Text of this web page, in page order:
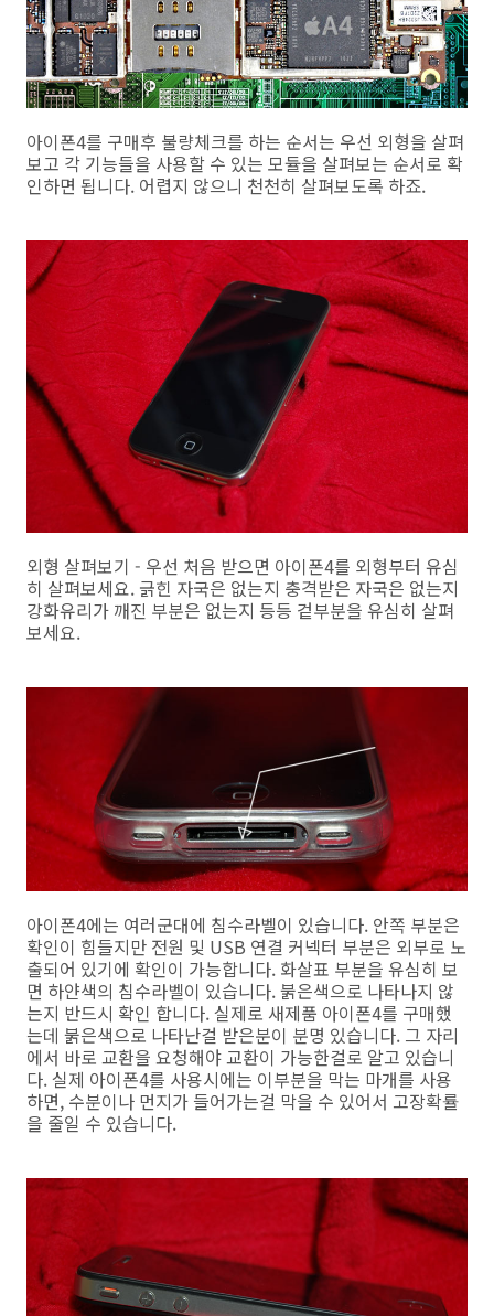
아이폰4를 구매후 불량체크를 하는 순서는 우선 외형을 살펴
보고 각 기능들을 사용할 수 있는 모듈을 살펴보는 순서로 확
인하면 됩니다. 어렵지 않으니 천천히 살펴보도록 하죠.
외형 살펴보기 - 우선 처음 받으면 아이폰4를 외형부터 유심
히 살펴보세요. 긁힌 자국은 없는지 충격받은 자국은 없는지
강화유리가 깨진 부분은 없는지 등등 겉부분을 유심히 살펴
보세요.
아이폰4에는 여러군대에 침수라벨이 있습니다. 안쪽 부분은
확인이 힘들지만 전원 및 USB 연결 커넥터 부분은 외부로 노
출되어 있기에 확인이 가능합니다. 화살표 부분을 유심히 보
면 하얀색의 침수라벨이 있습니다. 붉은색으로 나타나지 않
는지 반드시 확인 합니다. 실제로 새제품 아이폰4를 구매했
는데 붉은색으로 나타난걸 받은분이 분명 있습니다. 그 자리
에서 바로 교환을 요청해야 교환이 가능한걸로 알고 있습니
다. 실제 아이폰4를 사용시에는 이부분을 막는 마개를 사용
하면, 수분이나 먼지가 들어가는걸 막을 수 있어서 고장확률
을 줄일 수 있습니다.